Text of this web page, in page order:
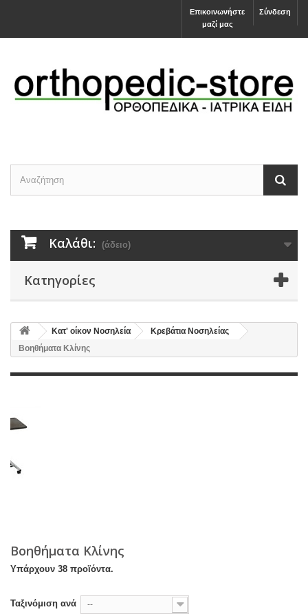
Σύνδεση
Επικοινωνήστε
μαζί μας
Καλάθι: (άδειο)
Κατηγορίες
Κατ' οίκον Νοσηλεία
Κρεβάτια Νοσηλείας
Βοηθήματα Κλίνης
Βοηθήματα Κλίνης
Υπάρχουν 38 προϊόντα.
Ταξινόμιση ανά --